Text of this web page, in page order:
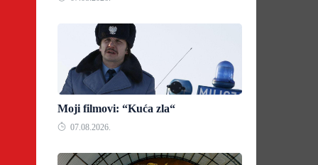
Moji filmovi: “Kuća zla“
07.08.2026.